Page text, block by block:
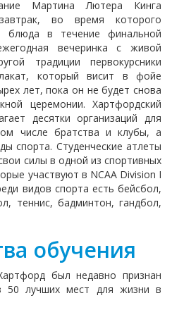
Мартина Лютера Кинга
во время которого
блюда в течение финальной
вечеринка с живой
традиции первокурсники
который висит в фойе
лет, пока он не будет снова
церемонии. Хартфордский
десятки организаций для
числе братства и клубы, а
спорта. Студенческие атлеты
силы в одной из спортивных
участвуют в NCAA Division I
видов спорта есть бейсбол,
теннис, бадминтон, гандбол,
обучения
был недавно признан
50 лучших мест для жизни в